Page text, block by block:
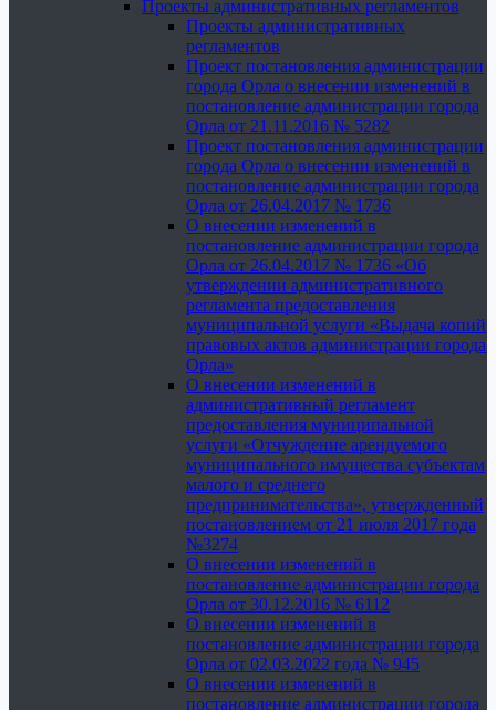
Проекты административных регламентов
Проекты административных
регламентов
Проект постановления администрации
города Орла о внесении изменений в
постановление администрации города
Орла от 21.11.2016 № 5282
Проект постановления администрации
города Орла о внесении изменений в
постановление администрации города
Орла от 26.04.2017 № 1736
О внесении изменений в
постановление администрации города
Орла от 26.04.2017 № 1736 «Об
утверждении административного
регламента предоставления
муниципальной услуги «Выдача копий
правовых актов администрации города
Орла»
О внесении изменений в
административный регламент
предоставления муниципальной
услуги «Отчуждение арендуемого
муниципального имущества субъектам
малого и среднего
предпринимательства», утвержденный
постановлением от 21 июля 2017 года
№3274
О внесении изменений в
постановление администрации города
Орла от 30.12.2016 № 6112
О внесении изменений в
постановление администрации города
Орла от 02.03.2022 года № 945
О внесении изменений в
постановление администрации города